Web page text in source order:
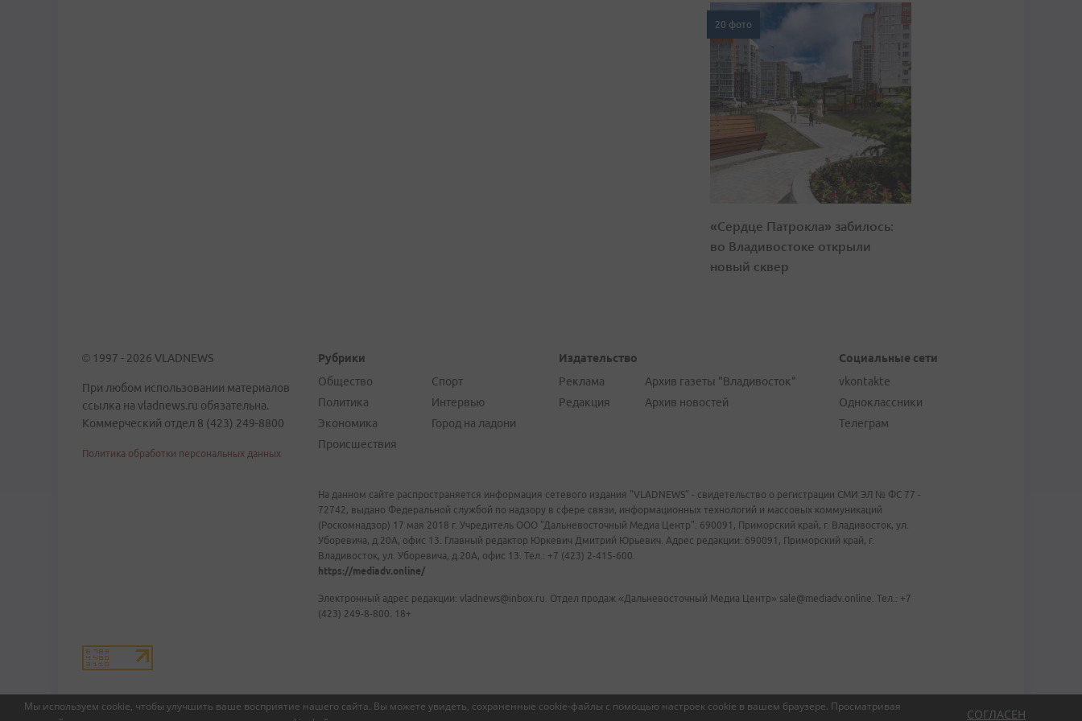
Мы используем cookie, чтобы улучшить ваше восприятие нашего сайта. Вы можете увидеть, сохраненные cookie-файлы с помощью настроек cookie в вашем браузере. Просматривая
СОГЛАСЕН
20 фото
«Сердце Патрокла» забилось:
во Владивостоке открыли
новый сквер
© 1997 - 2026 VLADNEWS
При любом использовании материалов
ссылка на vladnews.ru обязательна.
Коммерческий отдел 8 (423) 249-8800
Политика обработки персональных данных
Рубрики
Общество
Политика
Экономика
Происшествия
Спорт
Интервью
Город на ладони
Издательство
Реклама
Редакция
Архив газеты "Владивосток"
Архив новостей
Социальные сети
vkontakte
Одноклассники
Телеграм
На данном сайте распространяется информация сетевого издания "VLADNEWS" - свидетельство о регистрации СМИ ЭЛ № ФС 77 -
72742, выдано Федеральной службой по надзору в сфере связи, информационных технологий и массовых коммуникаций
(Роскомнадзор) 17 мая 2018 г. Учредитель ООО "Дальневосточный Медиа Центр". 690091, Приморский край, г. Владивосток, ул.
Уборевича, д.20А, офис 13. Главный редактор Юркевич Дмитрий Юрьевич. Адрес редакции: 690091, Приморский край, г.
Владивосток, ул. Уборевича, д.20А, офис 13. Тел.: +7 (423) 2-415-600.
https://mediadv.online/
Электронный адрес редакции: vladnews@inbox.ru. Отдел продаж «Дальневосточный Медиа Центр» sale@mediadv.online. Тел.: +7
(423) 249-8-800. 18+